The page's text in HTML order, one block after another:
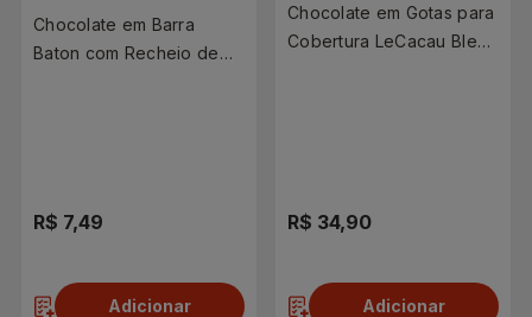
Chocolate em Barra
Baton com Recheio de
R$ 7,49
Adicionar
Chocolate em Gotas para
Cobertura LeCacau Blend
R$ 34,90
Adicionar